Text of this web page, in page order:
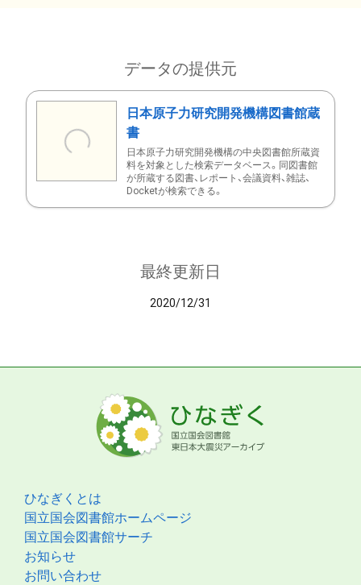
データの提供元
日本原子力研究開発機構図書館蔵
書
日本原子力研究開発機構の中央図書館所蔵資
料を対象とした検索データベース。同図書館
が所蔵する図書、レポート、会議資料、雑誌、
Docketが検索できる。
最終更新日
2020/12/31
ひなぎくとは
国立国会図書館ホームページ
国立国会図書館サーチ
お知らせ
お問い合わせ